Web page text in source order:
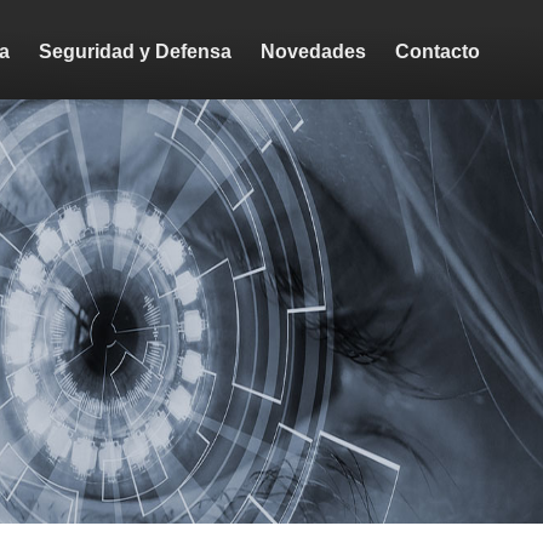
Seguridad y Defensa Novedades Contacto